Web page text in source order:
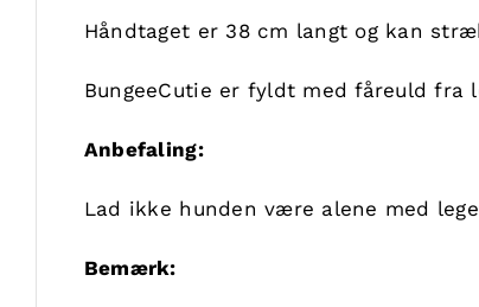
Håndtaget er 38 cm langt og kan
BungeeCutie er fyldt med fåreuld fra
Anbefaling:
Lad ikke hunden være alene med
Bemærk: